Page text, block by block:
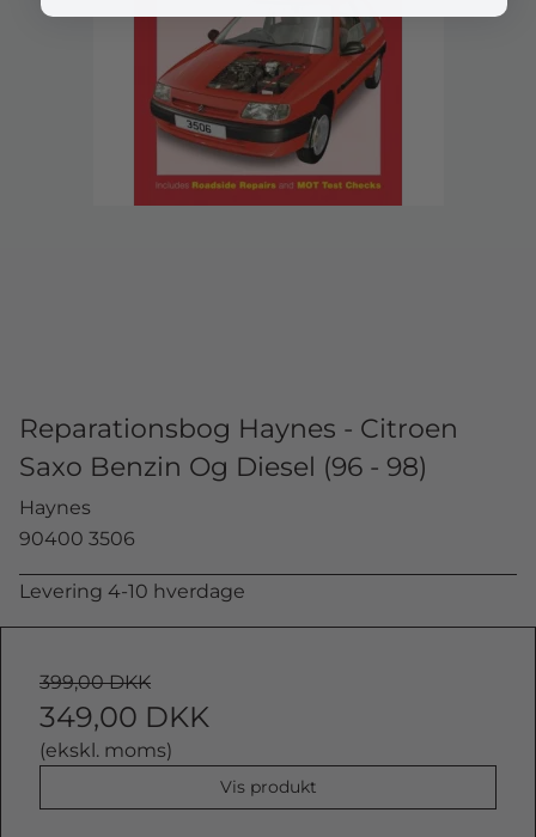
Reparationsbog Haynes - Citroen
Saxo Benzin Og Diesel (96 - 98)
Haynes
90400 3506
Levering 4-10 hverdage
399,00 DKK
349,00 DKK
(ekskl. moms)
Vis produkt